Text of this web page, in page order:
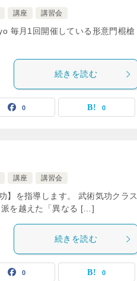
講座 講習会
毎月1回開催している形意門棍槍
続きを読む
0 0
講座 講習会
】を指導します。 武術気功クラス
派を越えた「異なる […]
続きを読む
0 0